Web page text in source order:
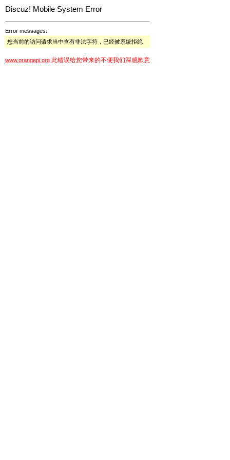
Discuz! Mobile System Error
Error messages:
您当前的访问请求当中含有非法字符，已经被系统拒绝
www.orangepi.org 此错误给您带来的不便我们深感歉意